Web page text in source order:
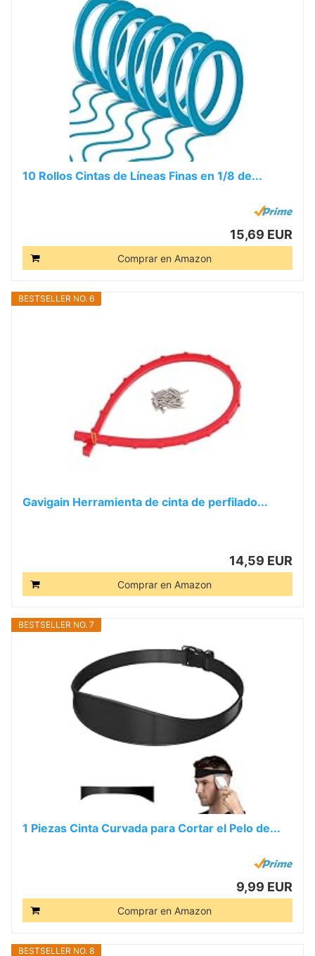
10 Rollos Cintas de Líneas Finas en 1/8 de...
15,69 EUR
Comprar en Amazon
BESTSELLER NO. 6
Gavigain Herramienta de cinta de perfilado...
14,59 EUR
Comprar en Amazon
BESTSELLER NO. 7
1 Piezas Cinta Curvada para Cortar el Pelo de...
9,99 EUR
Comprar en Amazon
BESTSELLER NO. 8